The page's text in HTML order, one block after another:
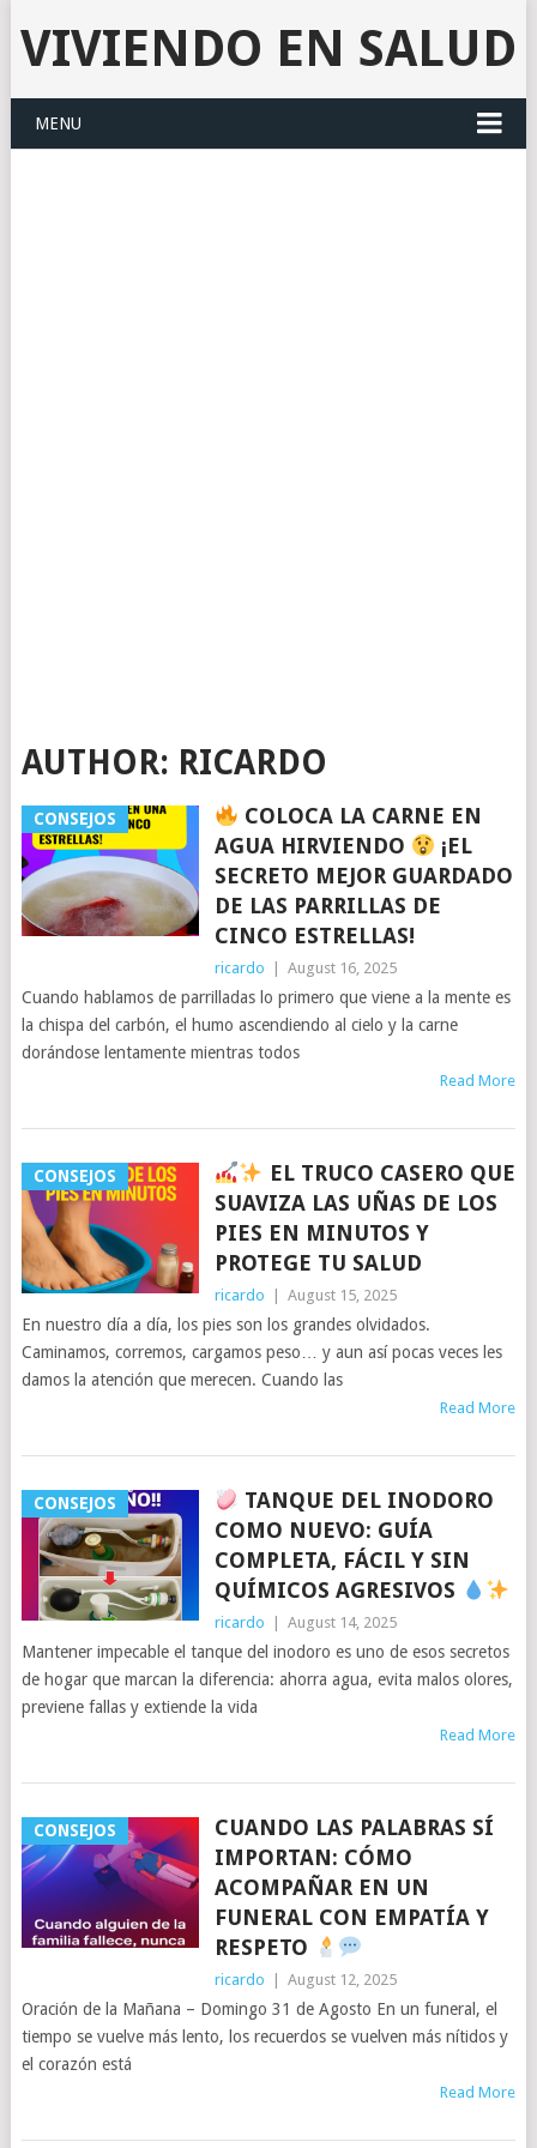
VIVIENDO EN SALUD
MENU
AUTHOR: RICARDO
CONSEJOS
COLOCA LA CARNE EN
AGUA HIRVIENDO
¡EL
SECRETO MEJOR GUARDADO
DE LAS PARRILLAS DE
CINCO ESTRELLAS!
ricardo August 16, 2025
Cuando hablamos de parrilladas lo primero que viene a la mente es
la chispa del carbón, el humo ascendiendo al cielo y la carne
dorándose lentamente mientras todos
Read More
CONSEJOS
EL TRUCO CASERO QUE
SUAVIZA LAS UÑAS DE LOS
PIES EN MINUTOS Y
PROTEGE TU SALUD
ricardo August 15, 2025
En nuestro día a día, los pies son los grandes olvidados.
Caminamos, corremos, cargamos peso… y aun así pocas veces les
damos la atención que merecen. Cuando las
Read More
CONSEJOS
TANQUE DEL INODORO
COMO NUEVO: GUÍA
COMPLETA, FÁCIL Y SIN
QUÍMICOS AGRESIVOS
ricardo August 14, 2025
Mantener impecable el tanque del inodoro es uno de esos secretos
de hogar que marcan la diferencia: ahorra agua, evita malos olores,
previene fallas y extiende la vida
Read More
CONSEJOS
CUANDO LAS PALABRAS SÍ
IMPORTAN: CÓMO
ACOMPAÑAR EN UN
FUNERAL CON EMPATÍA Y
RESPETO
ricardo August 12, 2025
Oración de la Mañana – Domingo 31 de Agosto En un funeral, el
tiempo se vuelve más lento, los recuerdos se vuelven más nítidos y
el corazón está
Read More